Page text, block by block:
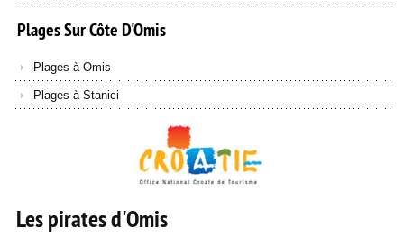
PlagesSurCôteD'Omis
Plages à Omis
Plages à Stanici
Les pirates d'Omis